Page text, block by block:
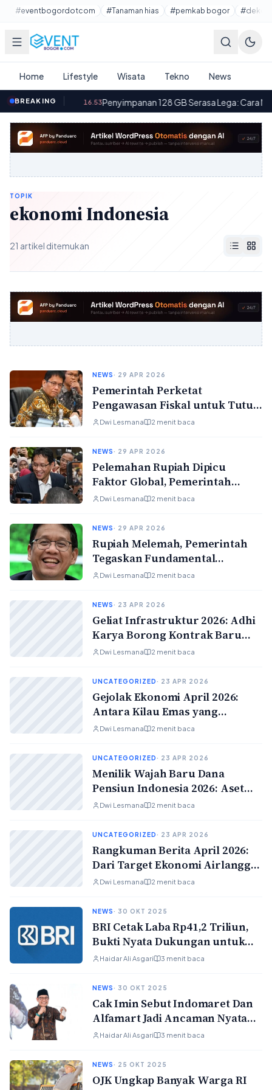
Lewati ke konten utama
#eventbogordotcom #Tanaman hias #pemkab bogor
Home Lifestyle Wisata Tekno News
BREAKING
anak· Penyimpanan 128 GB Serasa Lega: Cara
TOPIK
ekonomi Indonesia
21 artikel ditemukan
NEWS· 29 APR 2026
Pemerintah Perketat
Pengawasan Fiskal untuk Tutup
Celah Kebocoran Pajak dan
Dwi Lesmana 2 menit baca
NEWS· 29 APR 2026
Pelemahan Rupiah Dipicu
Faktor Global, Pemerintah
Genjot Reformasi Fiskal untuk
Dwi Lesmana 2 menit baca
NEWS· 29 APR 2026
Rupiah Melemah, Pemerintah
Tegaskan Fundamental
Ekonomi Tetap Kokoh
Dwi Lesmana 2 menit baca
NEWS· 23 APR 2026
Geliat Infrastruktur 2026: Adhi
Karya Borong Kontrak Baru
Hingga Persiapan Mudik
Dwi Lesmana 2 menit baca
UNCATEGORIZED· 23 APR 2026
Gejolak Ekonomi April 2026:
Antara Kilau Emas yang
Fluktuatif dan Nasib Rupiah di
Dwi Lesmana 2 menit baca
UNCATEGORIZED· 23 APR 2026
Menilik Wajah Baru Dana
Pensiun Indonesia 2026: Aset
Melambung di Tengah
Dwi Lesmana 2 menit baca
UNCATEGORIZED· 23 APR 2026
Rangkuman Berita April 2026:
Dari Target Ekonomi Airlangga
Hingga Inovasi Ikan Sapu-Sapu
Dwi Lesmana 2 menit baca
NEWS· 30 OKT 2025
BRI Cetak Laba Rp41,2 Triliun,
Bukti Nyata Dukungan untuk
Ekonomi Kerakyatan
Haidar Ali Asgari 3 menit baca
NEWS· 30 OKT 2025
Cak Imin Sebut Indomaret Dan
Alfamart Jadi Ancaman Nyata
Buat UMKM
Haidar Ali Asgari 3 menit baca
NEWS· 25 OKT 2025
OJK Ungkap Banyak Warga RI